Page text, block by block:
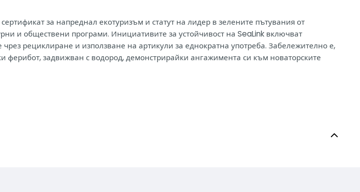
за напреднал екотуризъм и статут на лидер в зелените пътувания от
и обществени програми. Инициативите за устойчивост на SeaLink включват
рециклиране и използване на артикули за еднократна употреба. Забележително е,
задвижван с водород, демонстрирайки ангажимента си към новаторските